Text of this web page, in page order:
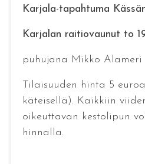
Karjala-tapahtuma
Karjalan raitiovaunut to
puhujana Mikko Alameri
Tilaisuuden hinta 5
käteisellä). Kaikkiin
oikeuttavan kestolipun
hinnalla.